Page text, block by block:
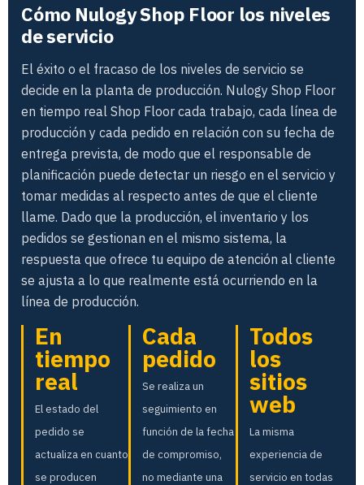
Cómo Nulogy Shop Floor los niveles
de servicio
El éxito o el fracaso de los niveles de servicio se
decide en la planta de producción. Nulogy Shop Floor
en tiempo real Shop Floor cada trabajo, cada línea de
producción y cada pedido en relación con su fecha de
entrega prevista, de modo que el responsable de
planificación puede detectar un riesgo en el servicio y
tomar medidas al respecto antes de que el cliente
llame. Dado que la producción, el inventario y los
pedidos se gestionan en el mismo sistema, la
respuesta que ofrece tu equipo de atención al cliente
se ajusta a lo que realmente está ocurriendo en la
línea de producción.
En
tiempo
real
El estado del
pedido se
actualiza en cuanto
se producen
Cada
pedido
Se realiza un
seguimiento en
función de la fecha
de compromiso,
no mediante una
Todos
los
sitios
web
La misma
experiencia de
servicio en todas